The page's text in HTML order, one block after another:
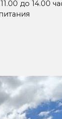
до 14.00